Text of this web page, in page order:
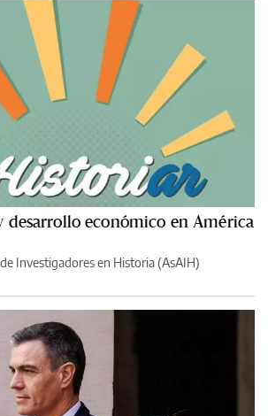
desarrollo económico en América
Investigadores en Historia (AsAIH)